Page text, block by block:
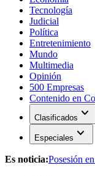
Tecnología
Judicial
Política
Entretenimiento
Mundo
Multimedia
Opinión
500 Empresas
Contenido en
Clasificados expand_more
Especiales expand_more
Es noticia:Posesión